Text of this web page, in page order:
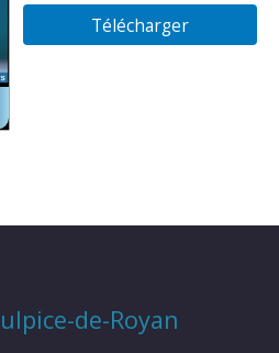
Télécharger
de-Royan